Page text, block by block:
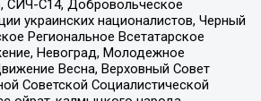
СИЧ-С14, Добровольческое
украинских националистов, Черный
Региональное Всетатарское
Невоград, Молодежное
Весна, Верховный Совет
Советской Социалистической